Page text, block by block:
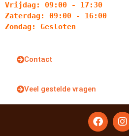
Vrijdag: 09:00 - 17:30
Zaterdag: 09:00 - 16:00
Zondag: Gesloten
Contact
Veel gestelde vragen